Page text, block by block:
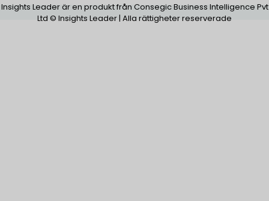
Insights Leader är en produkt från Consegic Business Intelligence Pvt
Ltd © Insights Leader | Alla rättigheter reserverade